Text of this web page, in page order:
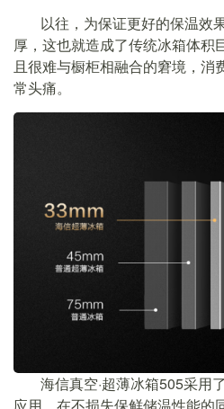
以往，为保证更好的保温效
厚，这也就造成了传统冰箱体积
且很难与橱柜相融合的窘境，消
常头痛。
海信真空·超薄冰箱505采用